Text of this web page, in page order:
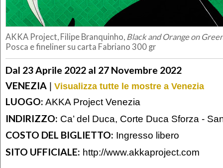
AKKA Project, Filipe Branquinho, Black and Orange on
Posca e fineliner su carta Fabriano 300 gr
Dal 23 Aprile 2022 al 27 Novembre 2022
VENEZIA | Visualizza tutte le mostre a Venezia
LUOGO: AKKA Project Venezia
INDIRIZZO: Ca’ del Duca, Corte Duca Sforza -
COSTO DEL BIGLIETTO: Ingresso libero
SITO UFFICIALE: http://www.akkaproject.com